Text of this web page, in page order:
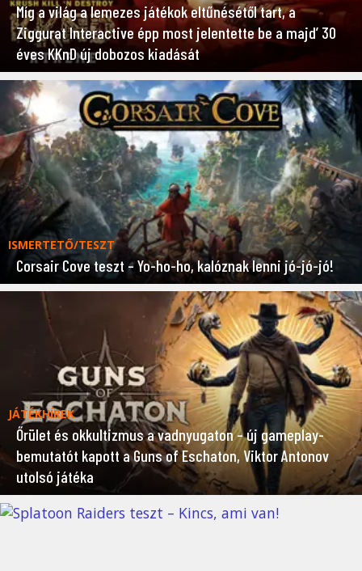
Míg a világ a lemezes játékok eltűnésétől tart, a
Ziggurat Interactive épp most jelentette be a majd’ 30
éves KKnD új dobozos kiadását
ISMERTETŐ/TESZT
Corsair Cove teszt – Yo-ho-ho, kalóznak lenni jó-jó-jó!
JÁTÉKHÍREK
Őrület és okkultizmus a vadnyugaton – új gameplay-
bemutatót kapott a Guns of Eschaton, Viktor Antonov
utolsó játéka